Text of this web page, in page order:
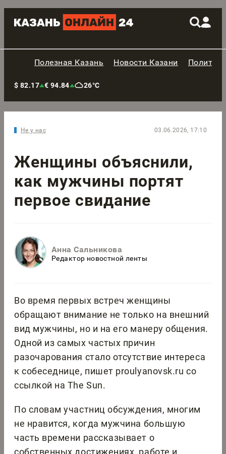
Полезная Казань Новости Казани
$ 82.17 € 94.84 26°C
Не у нас 03.06.2026, 17:10
Женщины объяснили,
как мужчины портят
первое свидание
Анна Сальникова
Редактор новостной ленты
Во время первых встреч женщины
обращают внимание не только на внешний
вид мужчины, но и на его манеру общения.
Одной из самых частых причин
разочарования стало отсутствие интереса
к собеседнице, пишет proulyanovsk.ru со
ссылкой на The Sun.
По словам участниц обсуждения, многим
не нравится, когда мужчина большую
часть времени рассказывает о
собственных достижениях, работе и